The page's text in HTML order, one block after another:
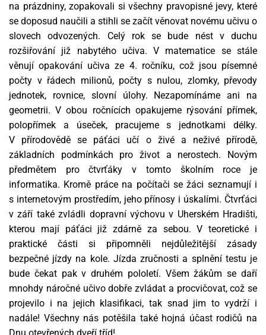
na prázdniny, zopakovali si všechny pravopisné jevy, které
se doposud naučili a stihli se začít věnovat novému učivu o
slovech odvozených. Celý rok se bude nést v duchu
rozšiřování již nabytého učiva. V matematice se stále
věnují opakování učiva ze 4. ročníku, což jsou písemné
počty v řádech milionů, počty s nulou, zlomky, převody
jednotek, rovnice, slovní úlohy. Nezapomínáme ani na
geometrii. V obou ročnících opakujeme rýsování přímek,
polopřímek a úseček, pracujeme s jednotkami délky.
V přírodovědě se páťáci učí o živé a neživé přírodě,
základních podmínkách pro život a nerostech. Novým
předmětem pro čtvrťáky v tomto školním roce je
informatika. Kromě práce na počítači se žáci seznamují i
s internetovým prostředím, jeho přínosy i úskalími. Čtvrťáci
v září také zvládli dopravní výchovu v Uherském Hradišti,
kterou mají páťáci již zdárně za sebou. V teoretické i
praktické části si připomněli nejdůležitější zásady
bezpečné jízdy na kole. Jízda zručnosti a splnění testu je
bude čekat pak v druhém pololetí. Všem žákům se daří
mnohdy náročné učivo dobře zvládat a procvičovat, což se
projevilo i na jejich klasifikaci, tak snad jim to vydrží i
nadále! Všechny nás potěšila také hojná účast rodičů na